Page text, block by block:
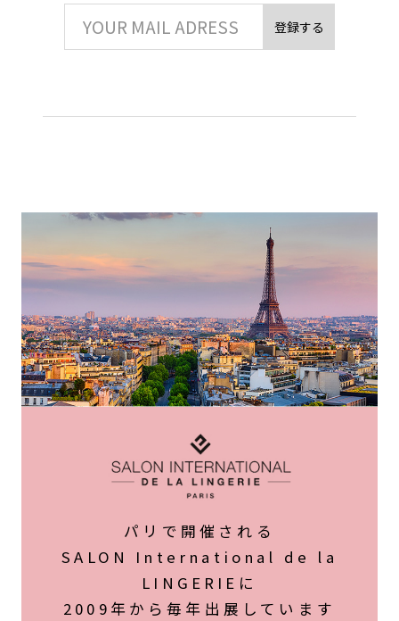
登録する
パリで開催される
SALON International de la
LINGERIEに
2009年から毎年出展しています